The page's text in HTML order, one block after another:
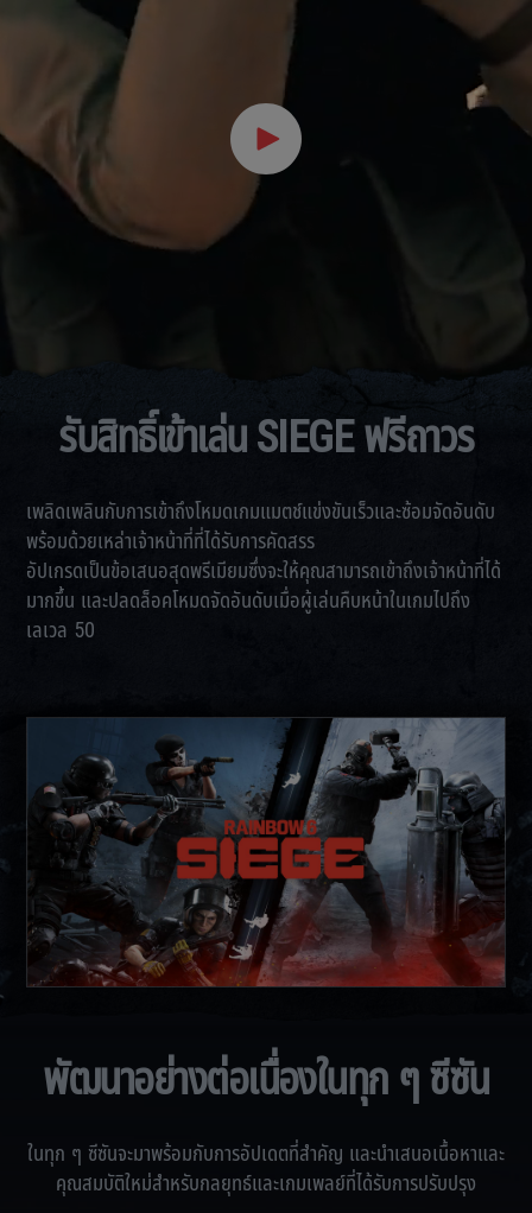
รับสิทธิ์เข้าเล่น SIEGE ฟรีถาวร
เพลิดเพลินกับการเข้าถึงโหมดเกมแมตช์แข่งขันเร็วและซ้อมจัดอันดับ
พร้อมด้วยเหล่าเจ้าหน้าที่ที่ได้รับการคัดสรร
อัปเกรดเป็นข้อเสนอสุดพรีเมียมซึ่งจะให้คุณสามารถเข้าถึงเจ้าหน้าที่ได้
มากขึ้น และปลดล็อคโหมดจัดอันดับเมื่อผู้เล่นคืบหน้าในเกมไปถึง
เลเวล 50
พัฒนาอย่างต่อเนื่องในทุก ๆ ซีซัน
ในทุก ๆ ซีซันจะมาพร้อมกับการอัปเดตที่สำคัญ และนำเสนอเนื้อหาและ
คุณสมบัติใหม่สำหรับกลยุทธ์และเกมเพลย์ที่ได้รับการปรับปรุง